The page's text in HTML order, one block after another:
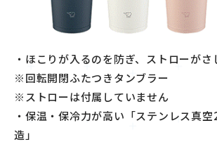
・ほこりが入るのを防ぎ、ストローがさ
※回転開閉ふたつきタンブラー
※ ストローは付属していません
・保温・保冷力が高い「ステンレス真空
造」